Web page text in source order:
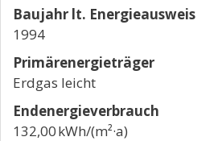
Baujahr lt. Energieausweis
1994
Primärenergieträger
Erdgas leicht
Endenergie­verbrauch
132,00 kWh/(m²·a)